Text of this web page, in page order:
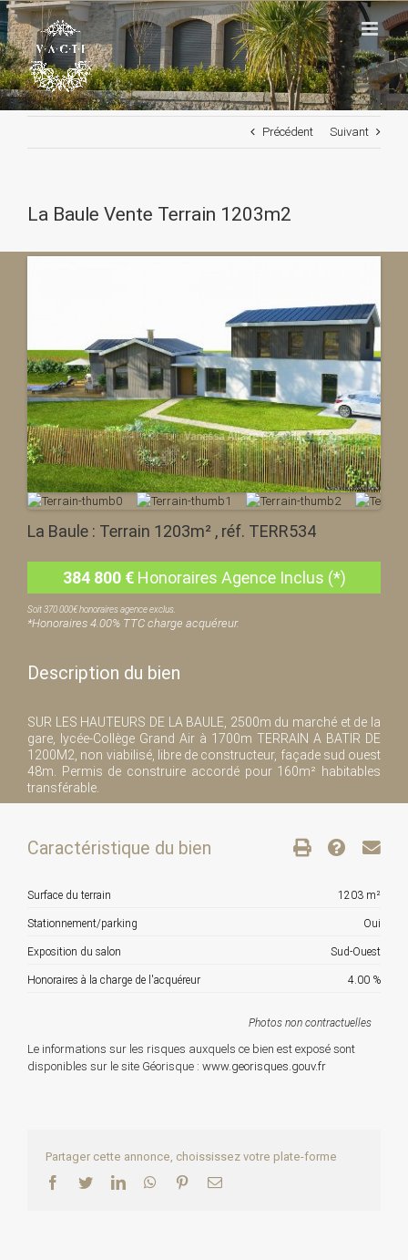
Passer
au
contenu
Précédent Suivant
La Baule Vente Terrain 1203m2
La Baule : Terrain 1203m² , réf. TERR534
384 800€ Honoraires Agence Inclus (*)
Soit 370 000€ honoraires agence exclus.
*Honoraires 4.00% TTC charge acquéreur.
Description du bien
SUR LES HAUTEURS DE LA BAULE, 2500m du marché et de la
gare, lycée-Collège Grand Air à 1700m TERRAIN A BATIR DE
1200M2, non viabilisé, libre de constructeur, façade sud ouest
48m. Permis de construire accordé pour 160m² habitables
transférable.
Caractéristique du bien
Surface du terrain 1203 m²
Stationnement/parking Oui
Exposition du salon Sud-Ouest
Honoraires à la charge de l'acquéreur 4.00 %
Photos non contractuelles
Le informations sur les risques auxquels ce bien est exposé sont
disponibles sur le site Géorisque : www.georisques.gouv.fr
Partager cette annonce, choississez votre plate-forme
Facebook
TwitterLinkedInWhatsApp
PinterestEmail